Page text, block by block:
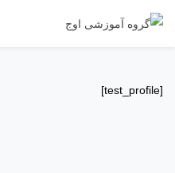
[test_profile]